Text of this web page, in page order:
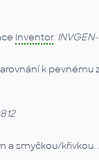
Inventor.
k
a smyčkou/křivkou.